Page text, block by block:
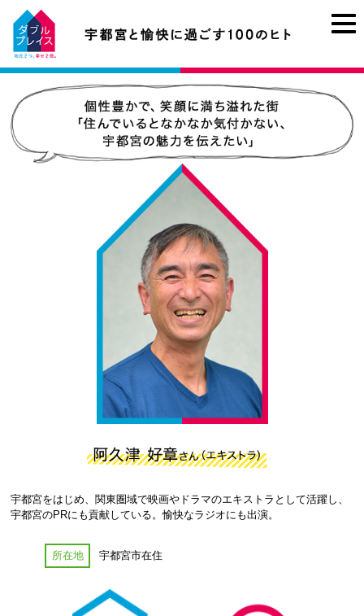
宇都宮をはじめ、関東圏域で映画やドラマのエキストラとして活躍し、
宇都宮のPRにも貢献している。愉快なラジオにも出演。
所在地 宇都宮市在住